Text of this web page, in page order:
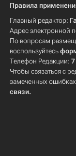
Правила
Главный редактор:
Адрес электронной
По вопросам
воспользуйтесь
Телефон Редакции:
Чтобы связаться с
замеченных
связи.